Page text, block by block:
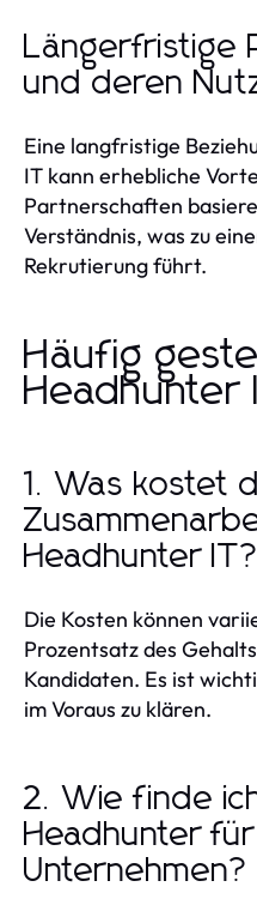
Längerfristige
und deren
Eine langfristige
IT kann erhebliche
Partnerschaften
Verständnis, was zu
Rekrutierung führt.
Häufig
Headhunter
1. Was kostet
Headhunter IT?
Die Kosten können
Prozentsatz des
Kandidaten. Es ist
im Voraus zu klären.
2. Wie finde
Headhunter
Unternehmen?